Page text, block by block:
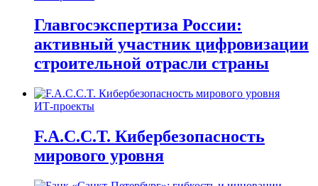
Главгосэкспертиза России:
активный участник цифровизации
строительной отрасли страны
ИТ-проекты
F.A.C.C.T. Кибербезопасность
мирового уровня